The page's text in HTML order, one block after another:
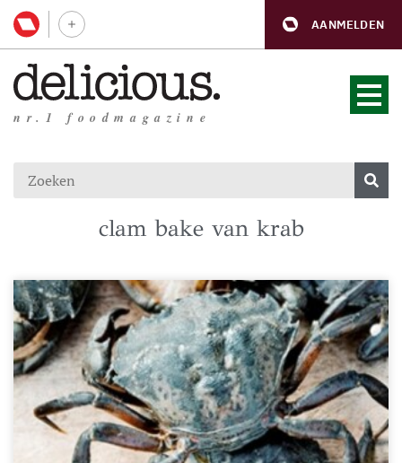
AANMELDEN
nr.1 foodmagazine
clam bake van krab